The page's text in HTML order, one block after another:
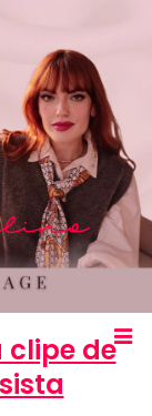
clipe de